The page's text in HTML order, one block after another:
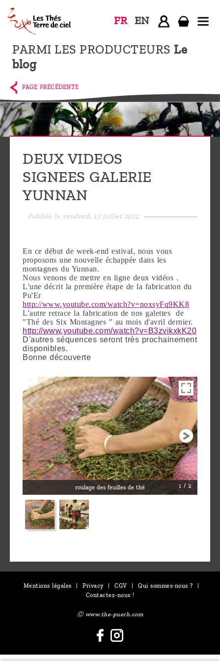
PARMI LES PRODUCTEURS Le
blog
FR EN
Accueil
La
boutique
Terre de
Ciel
Parmi les
le blog
sommes-
nous ?
le thé
Pu'Erh
Comment
infuser
votre thé
Contactez-
nous !
PAGE PRÉCÉDENTE
DEUX VIDEOS
SIGNEES GALERIE
YUNNAN
Publiée le vendredi 13 juillet 2012
En ce début de week-end estival, nous vous
proposons une nouvelle échappée dans les
montagnes du Yunnan.
Nous venons de mettre en ligne deux vidéos .
L'une décrit la première étape de la fabrication du
Pu'Er
http://www.youtube.com/watch?v=noxsyFq9KK8
L'autre retrace la fabrication de nos galettes de
"Thé des Six Montagnes " au mois d'avril dernier.
http://www.youtube.com/watch?v=B3zvikxkK20
D'autres séquences seront très prochainement
disponibles.
Bonne découverte
roulage des feuilles de thé 1 / 2
Mentions légales Privacy CGV Qui sommes-nous ?
Contactez-nous !
Ⓒ www.the-puerh.com